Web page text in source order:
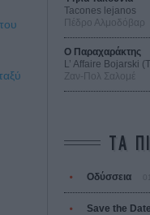
Tacones lejanos
Πέδρο Αλμοδόβαρ
Ο Παραχαράκτης
L’ Affaire Bojarski
Ζαν-Πολ Σαλομέ
ΤΑ
Οδύσσεια
Save the